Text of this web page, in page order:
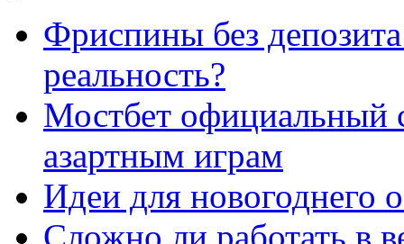
Фриспины без
реальность?
Мостбет официальный
азартным играм
Идеи для новогоднего